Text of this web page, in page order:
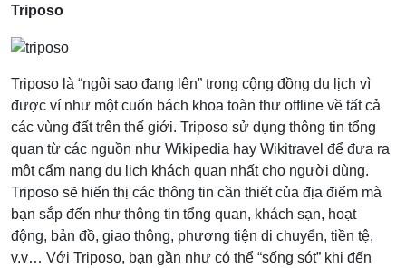
Triposo
Triposo là “ngôi sao đang lên” trong cộng đồng du lịch vì
được ví như một cuốn bách khoa toàn thư offline về tất cả
các vùng đất trên thế giới. Triposo sử dụng thông tin tổng
quan từ các nguồn như Wikipedia hay Wikitravel để đưa ra
một cẩm nang du lịch khách quan nhất cho người dùng.
Triposo sẽ hiển thị các thông tin cần thiết của địa điểm mà
bạn sắp đến như thông tin tổng quan, khách sạn, hoạt
động, bản đồ, giao thông, phương tiện di chuyển, tiền tệ,
v.v… Với Triposo, bạn gần như có thể “sống sót” khi đến